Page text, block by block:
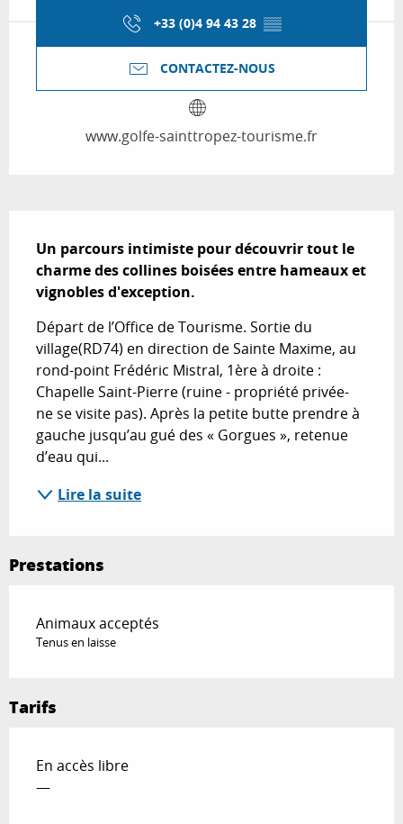
+33 (0)4 94 43 28 ▒▒
CONTACTEZ-NOUS
www.golfe-sainttropez-tourisme.fr
Un parcours intimiste pour découvrir tout le
charme des collines boisées entre hameaux et
vignobles d'exception.
Départ de l’Office de Tourisme. Sortie du
village(RD74) en direction de Sainte Maxime, au
rond-point Frédéric Mistral, 1ère à droite :
Chapelle Saint-Pierre (ruine - propriété privée-
ne se visite pas). Après la petite butte prendre à
gauche jusqu’au gué des « Gorgues », retenue
d’eau qui...
Lire la suite
Prestations
Animaux acceptés
Tenus en laisse
Tarifs
En accès libre
—